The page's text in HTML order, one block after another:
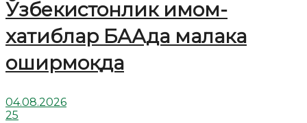
Ўзбекистонлик имом-
хатиблар БААда малака
оширмоқда
04.08.2026
25